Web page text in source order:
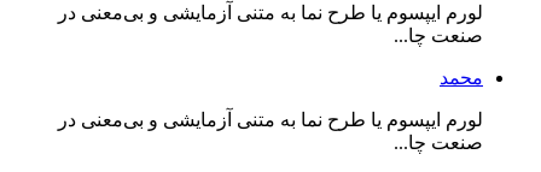
لورم ایپسوم یا طرح‌ نما به متنی آزمایشی و بی‌معنی در
صنعت چا...
محمد
لورم ایپسوم یا طرح‌ نما به متنی آزمایشی و بی‌معنی در
صنعت چا...